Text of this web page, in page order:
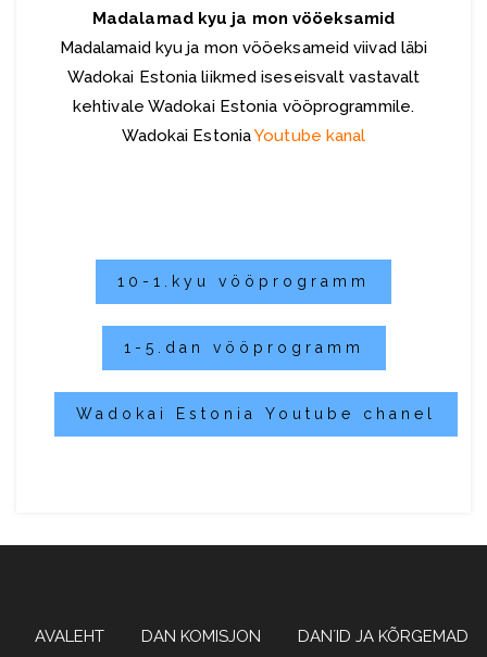
Madalamad kyu ja mon vööeksamid
Madalamaid kyu ja mon vööeksameid viivad läbi
Wadokai Estonia liikmed iseseisvalt vastavalt
kehtivale Wadokai Estonia vööprogrammile.
Wadokai EstoniaYoutube kanal
10-1.kyu vööprogramm
1-5.dan vööprogramm
Wadokai Estonia Youtube chanel
AVALEHT DAN KOMISJON DAN´ID JA KÕRGEMAD